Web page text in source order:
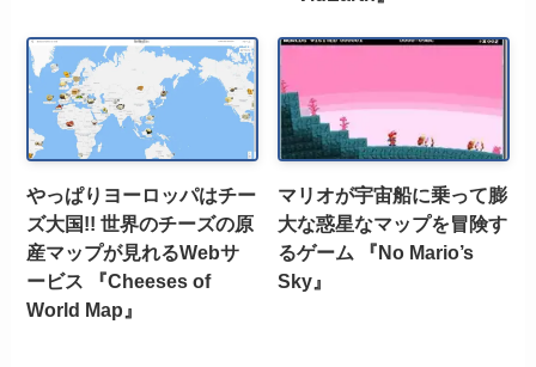
やっぱりヨーロッパはチー
ズ大国!! 世界のチーズの原
産マップが見れるWebサ
ービス 『Cheeses of
World Map』
マリオが宇宙船に乗って膨
大な惑星なマップを冒険す
るゲーム 『No Mario’s
Sky』